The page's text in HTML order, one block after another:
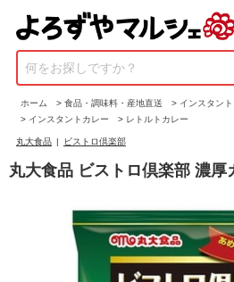
何をお探しですか？
ホーム > 食品・調味料・産地直送 > インスタン
> インスタントカレー > レトルトカレー
丸大食品 | ビストロ倶楽部
丸大食品 ビストロ倶楽部 濃厚